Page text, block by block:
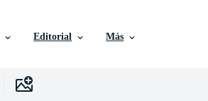
Editorial Más